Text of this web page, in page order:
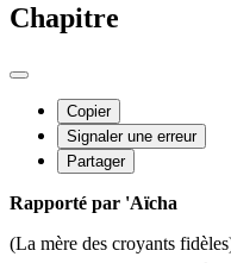
Chapitre
Copier
Signaler une erreur
Partager
Rapporté par 'Aïcha
(La mère des croyants